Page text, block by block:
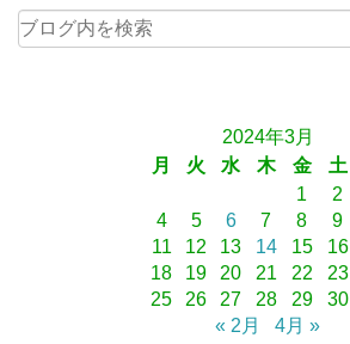
2024年3月
月
火 水 木 金 土
1
2
4
5 6 7 8 9
11
12 13 14 15 16
18
19 20 21 22 23
25
26 27 28 29 30
« 2月
4月 »